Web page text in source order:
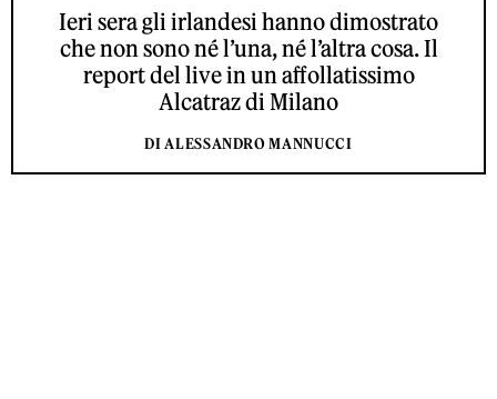
Ieri sera gli irlandesi hanno dimostrato
che non sono né l’una, né l’altra cosa. Il
report del live in un affollatissimo
Alcatraz di Milano
DI ALESSANDRO MANNUCCI